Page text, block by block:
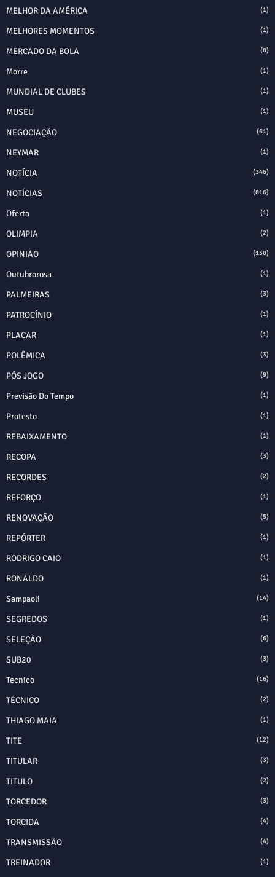
MELHOR DA AMÉRICA (1)
MELHORES MOMENTOS (1)
MERCADO DA BOLA (8)
Morre (1)
MUNDIAL DE CLUBES (1)
MUSEU (1)
NEGOCIAÇÃO (61)
NEYMAR (1)
NOTÍCIA (346)
NOTÍCIAS (816)
Oferta (1)
OLIMPIA (2)
OPINIÃO (150)
Outubrorosa (1)
PALMEIRAS (3)
PATROCÍNIO (1)
PLACAR (1)
POLÊMICA (3)
PÓS JOGO (9)
Previsão Do Tempo (1)
Protesto (1)
REBAIXAMENTO (1)
RECOPA (3)
RECORDES (2)
REFORÇO (1)
RENOVAÇÃO (5)
REPÓRTER (1)
RODRIGO CAIO (1)
RONALDO (1)
Sampaoli (14)
SEGREDOS (1)
SELEÇÃO (6)
SUB20 (3)
Tecnico (16)
TÉCNICO (2)
THIAGO MAIA (1)
TITE (12)
TITULAR (3)
TITULO (2)
TORCEDOR (3)
TORCIDA (4)
TRANSMISSÃO (4)
TREINADOR (1)